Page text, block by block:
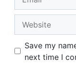
Website
Save my
next time I